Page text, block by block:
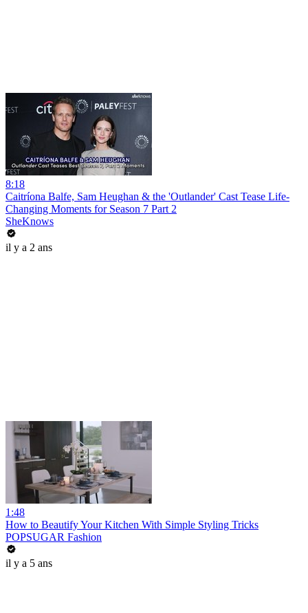
8:18
Caitríona Balfe, Sam Heughan & the 'Outlander' Cast Tease Life-
Changing Moments for Season 7 Part 2
SheKnows
il y a 2 ans
1:48
How to Beautify Your Kitchen With Simple Styling Tricks
POPSUGAR Fashion
il y a 5 ans